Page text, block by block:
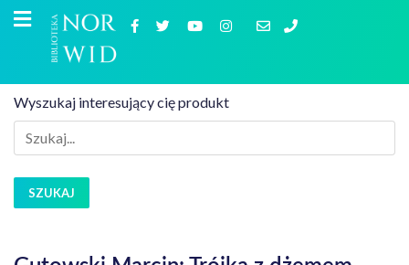
Wyszukaj interesujący cię produkt
SZUKAJ